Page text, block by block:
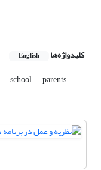
کلیدواژه‌ها English
school parents